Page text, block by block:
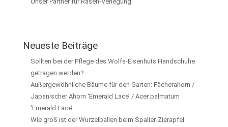
Neueste Beiträge
Sollten bei der Pflege des Wolfs-Eisenhuts Handschuhe
getragen werden?
Außergewöhnliche Bäume für den Garten: Fächerahorn /
Japanischer Ahorn ‘Emerald Lace’ / Acer palmatum
‘Emerald Lace’
Wie groß ist der Wurzelballen beim Spalier-Zierapfel